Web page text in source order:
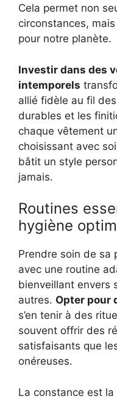
Cela permet non
circonstances,
pour notre planète.
Investir dans des
intemporels
allié fidèle au fil
durables et les
chaque vêtement
choisissant avec
bâtit un style
jamais.
Routines
hygiène
Prendre soin de sa
avec une routine
bienveillant envers
autres. Opter pour
s’en tenir à des
souvent offrir des
satisfaisants que
onéreuses.
La constance est